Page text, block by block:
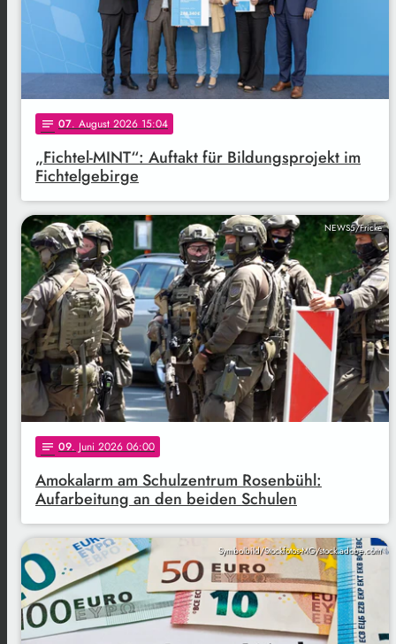
notes 07. August 2026 15:04
„Fichtel-MINT“: Auftakt für Bildungsprojekt im
Fichtelgebirge
NEWS5/Fricke
notes 09. Juni 2026 06:00
Amokalarm am Schulzentrum Rosenbühl:
Aufarbeitung an den beiden Schulen
Symbolbild/Stockfotos-MG/stock.adobe.com